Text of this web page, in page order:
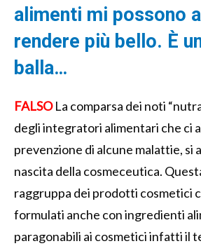
alimenti mi possono
rendere più bello. È
balla…
FALSOLa comparsa dei noti
degli integratori alimentari che ci
prevenzione di alcune malattie, si
nascita della cosmeceutica.
raggruppa dei prodotti cosmetici
formulati anche con ingredienti
paragonabili ai cosmetici infatti il